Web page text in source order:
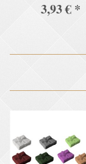
3,93 € *